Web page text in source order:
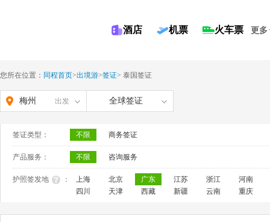
酒店 机票 火车票 更多
您所在位置： 同程首页>出境游>签证> 泰国签证
梅州 出发 全球签证
签证类型： 不限 商务签证
产品服务： 不限 咨询服务
护照签发地 ： 上海 北京 广东 江苏 浙江
河南
四川
天津 西藏 新疆 云南 重庆